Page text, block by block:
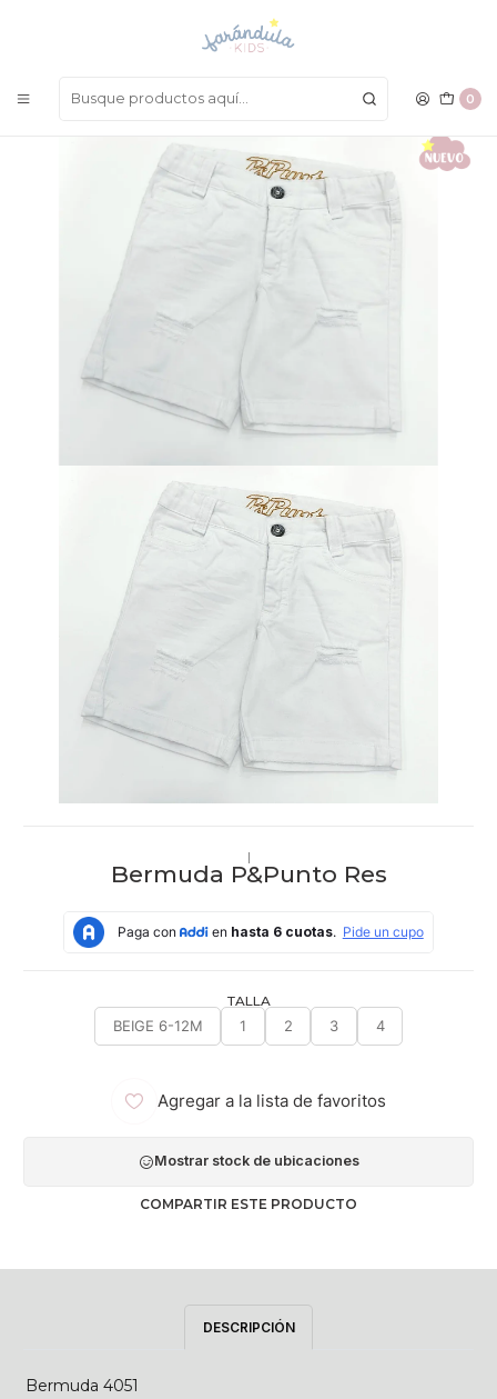
0
LAS MEJORES PRENDAS A UN SOLO CLICK
|
Bermuda P&Punto Res
TALLA
BEIGE 6-12M
1 2 3 4
Agregar a la lista de favoritos
Mostrar stock de ubicaciones
COMPARTIR ESTE PRODUCTO
DESCRIPCIÓN
Bermuda 4051